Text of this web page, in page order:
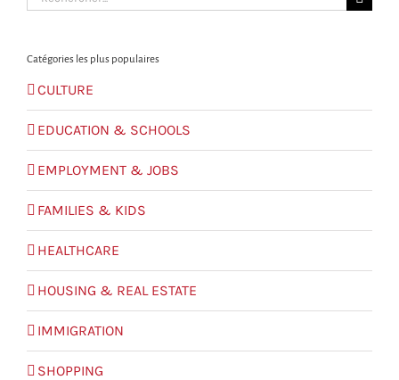
for:
Catégories les plus populaires
CULTURE
EDUCATION & SCHOOLS
EMPLOYMENT & JOBS
FAMILIES & KIDS
HEALTHCARE
HOUSING & REAL ESTATE
IMMIGRATION
SHOPPING